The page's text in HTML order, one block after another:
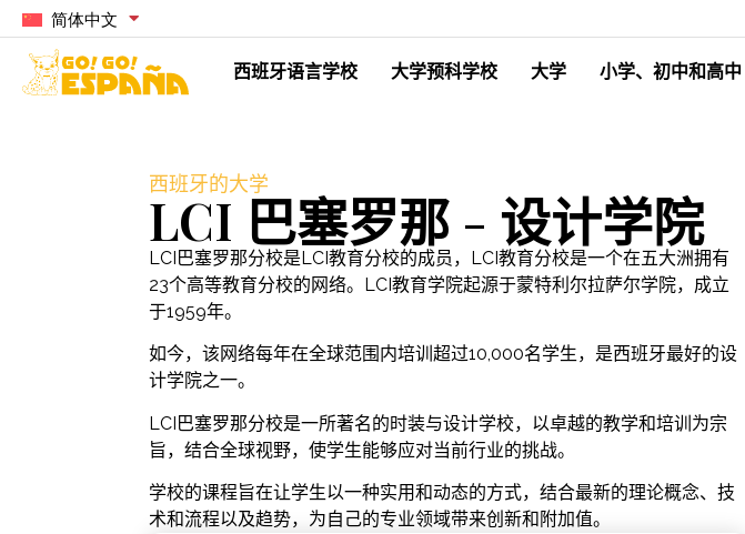
简体中文
西班牙语言学校 大学预科学校 大学 小学、初中和高中
西班牙的大学
LCI 巴塞罗那 - 设计学院
LCI巴塞罗那分校是LCI教育分校的成员，LCI教育分校是一个在五大洲拥有
23个高等教育分校的网络。LCI教育学院起源于蒙特利尔拉萨尔学院，成立
于1959年。
如今，该网络每年在全球范围内培训超过10,000名学生，是西班牙最好的设
计学院之一。
LCI巴塞罗那分校是一所著名的时装与设计学校，以卓越的教学和培训为宗
旨，结合全球视野，使学生能够应对当前行业的挑战。
学校的课程旨在让学生以一种实用和动态的方式，结合最新的理论概念、技
术和流程以及趋势，为自己的专业领域带来创新和附加值。